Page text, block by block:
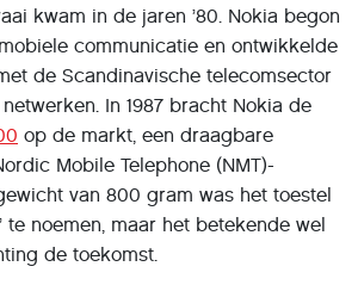
kwam in de jaren ’80. Nokia begon
communicatie en ontwikkelde
de Scandinavische telecomsector
In 1987 bracht Nokia de
op de markt, een draagbare
Mobile Telephone (NMT)-
van 800 gram was het toestel
te noemen, maar het betekende wel
de toekomst.